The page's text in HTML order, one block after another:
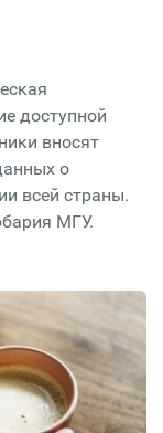
доступной
вносят
о
всей страны.
МГУ.